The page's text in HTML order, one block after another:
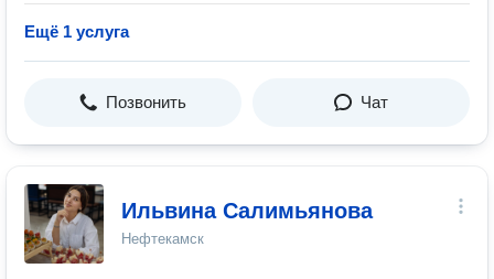
Ещё 1 услуга
Позвонить Чат
Ильвина Салимьянова
Нефтекамск